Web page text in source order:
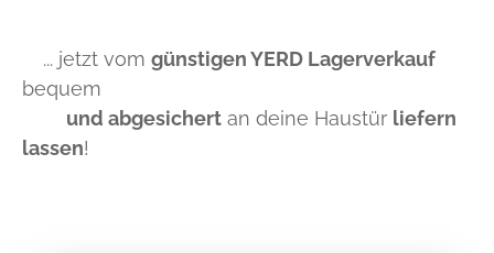
... jetzt vom günstigen YERD Lagerverkauf
bequem
und abgesichert an deine Haustür liefern
lassen!